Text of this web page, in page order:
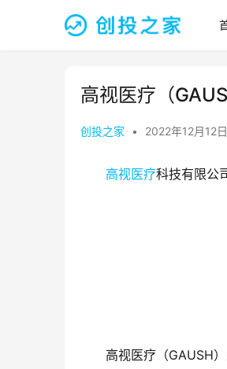
高视医疗（
创投之家 • 2022年12月12
高视医疗科技有限公
高视医疗（GAUSH